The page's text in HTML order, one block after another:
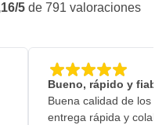
5 de 791 valoraciones
Bueno, rápido y fiable
Buena calidad de los
entrega rápida y